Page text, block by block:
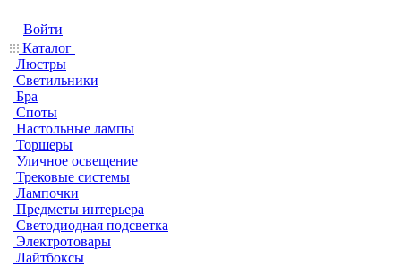
Войти
Каталог
Люстры
Светильники
Бра
Споты
Настольные лампы
Торшеры
Уличное освещение
Трековые системы
Лампочки
Предметы интерьера
Светодиодная подсветка
Электротовары
Лайтбоксы